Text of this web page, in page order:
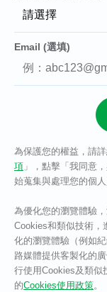
Email (選填)
為保護您的權益，請詳
項 」，點擊「我同意
始蒐集與處理您的個人
為優化您的瀏覽體驗
Cookies和類似技術，
化的瀏覽體驗（例如
路媒體提供客製化的
行使用Cookies及類似
的Cookies使用政策。